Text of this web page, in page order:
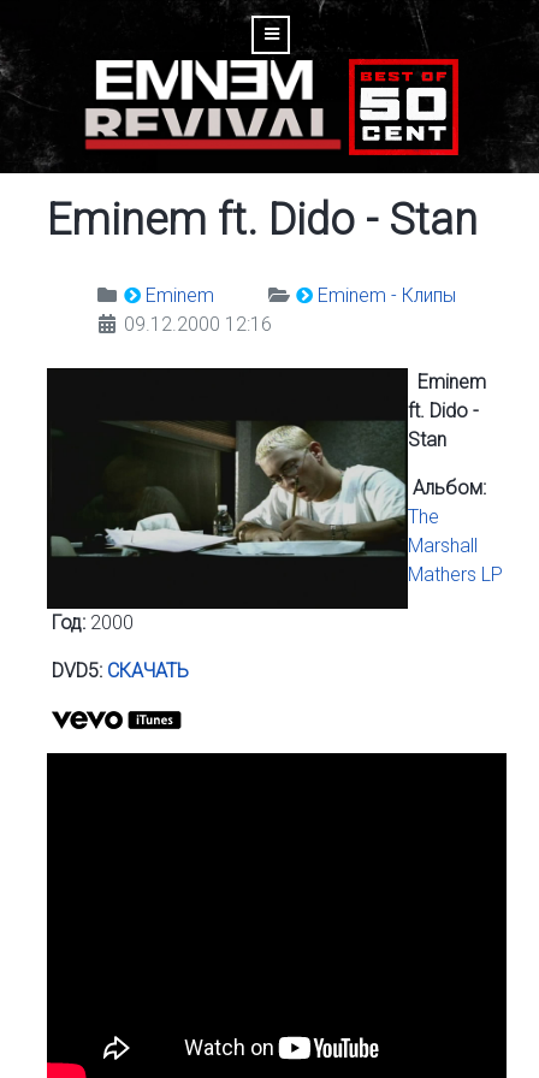
Eminem ft. Dido - Stan
Eminem
Eminem - Клипы
09.12.2000 12:16
Eminem
ft. Dido -
Stan
Альбом:
The
Marshall
Mathers LP
Год: 2000
DVD5: СКАЧАТЬ